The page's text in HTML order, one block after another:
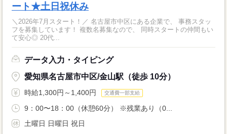
ート★土日祝休み
＼2026年7月スタート！／ 名古屋市中区にある企業で、 事務スタッ
フを募集しています！ 複数名募集なので、 同時スタートの仲間もい
て安心◎ 20代...
データ入力・タイピング
愛知県名古屋市中区/金山駅（徒歩 10分）
時給1,300円～1,400円 交通費一部支給
9：00〜18：00（休憩60分） ※残業あり（0...
土曜日 日曜日 祝日